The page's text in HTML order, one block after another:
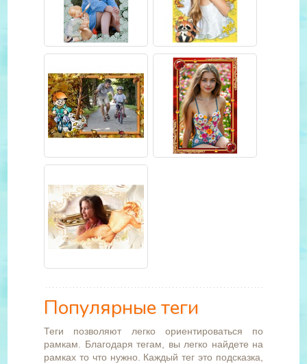
Популярные теги
Теги позволяют легко ориентироваться по
рамкам. Благодаря тегам, вы легко найдете на
рамках то что нужно. Каждый тег это подсказка,